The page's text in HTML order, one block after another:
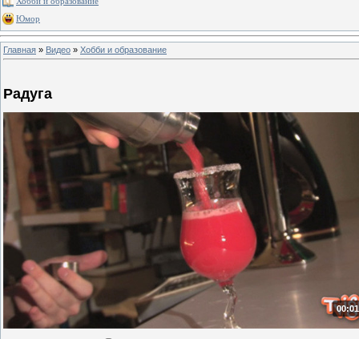
Юмор
Главная » Видео » Хобби и образование
Радуга